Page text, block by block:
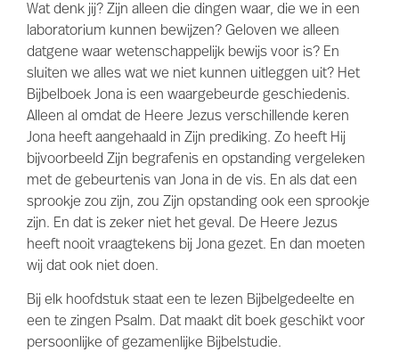
Wat denk jij? Zijn alleen die dingen waar, die we in een
laboratorium kunnen bewijzen? Geloven we alleen
datgene waar wetenschappelijk bewijs voor is? En
sluiten we alles wat we niet kunnen uitleggen uit? Het
Bijbelboek Jona is een waargebeurde geschiedenis.
Alleen al omdat de Heere Jezus verschillende keren
Jona heeft aangehaald in Zijn prediking. Zo heeft Hij
bijvoorbeeld Zijn begrafenis en opstanding vergeleken
met de gebeurtenis van Jona in de vis. En als dat een
sprookje zou zijn, zou Zijn opstanding ook een sprookje
zijn. En dat is zeker niet het geval. De Heere Jezus
heeft nooit vraagtekens bij Jona gezet. En dan moeten
wij dat ook niet doen.
Bij elk hoofdstuk staat een te lezen Bijbelgedeelte en
een te zingen Psalm. Dat maakt dit boek geschikt voor
persoonlijke of gezamenlijke Bijbelstudie.